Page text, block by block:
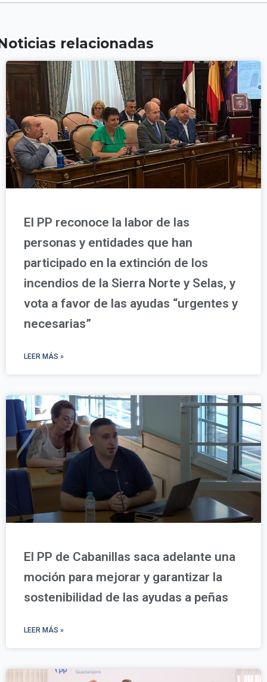
relacionadas
El PP reconoce la labor de las
personas y entidades que han
participado en la extinción de los
incendios de la Sierra Norte y Selas, y
vota a favor de las ayudas “urgentes y
necesarias”
LEER MÁS »
El PP de Cabanillas saca adelante una
moción para mejorar y garantizar la
sostenibilidad de las ayudas a peñas
LEER MÁS »